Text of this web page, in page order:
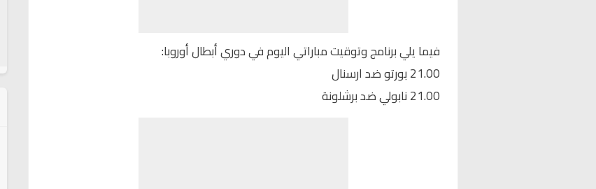
فيما يلي برنامج وتوقيت مباراتي اليوم في دوري أبطال أوروبا:
21.00 بورتو ضد ارسنال
21.00 نابولي ضد برشلونة